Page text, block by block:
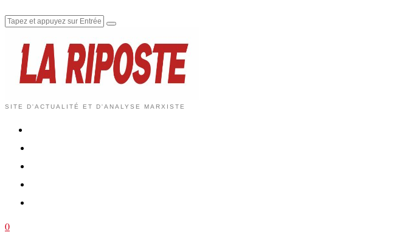
SITE D'ACTUALITÉ ET D'ANALYSE MARXISTE
0